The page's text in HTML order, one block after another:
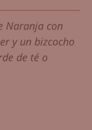
Naranja con
y un bizcocho
de té o